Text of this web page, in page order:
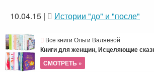
10.04.15 | Истории "до" и "после"
Все книги Ольги Валяевой
Книги для женщин, Исцеляющие
СМОТРЕТЬ »